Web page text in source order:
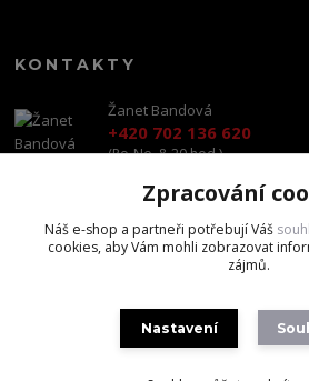
KONTAKTY
Žanet Bandová
+420 702 136 620
(Po-Ne, 8-20 hod.)
shop@brandscapital.cz
Zpracování
Náš e-shop a partneři potřebují Váš
cookies, aby Vám mohli zobrazovat
zájmů.
Nastavení